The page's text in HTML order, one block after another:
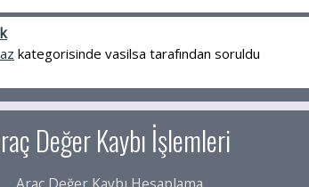
kategorisinde vasilsa tarafından soruldu
Değer Kaybı İşlemleri